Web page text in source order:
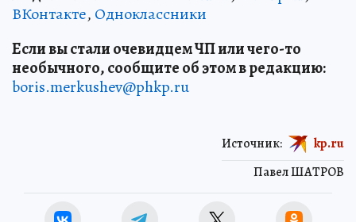
ВКонтакте, Одноклассники
Если вы стали очевидцем ЧП или чего-то
необычного, сообщите об этом в редакцию:
boris.merkushev@phkp.ru
Павел ШАТРОВ
Источник: kp.ru